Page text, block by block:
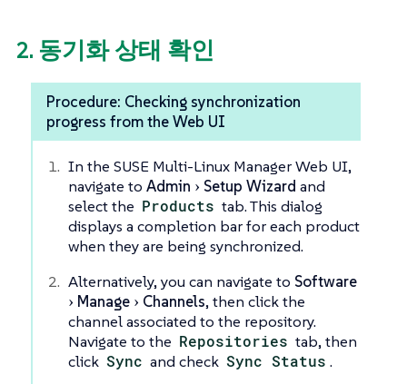
2. 동기화 상태 확인
Procedure: Checking synchronization
progress from the Web UI
In the SUSE Multi-Linux Manager Web UI,
navigate to Admin Setup Wizard and
select the Products tab. This dialog
displays a completion bar for each product
when they are being synchronized.
Alternatively, you can navigate to Software
Manage
Channels, then click the
channel associated to the repository.
Navigate to the Repositories tab, then
click Sync and check Sync Status .